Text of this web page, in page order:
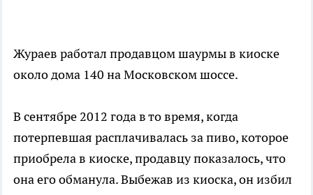
Жураев работал продавцом шаурмы в киоске
около дома 140 на Московском шоссе.
В сентябре 2012 года в то время, когда
потерпевшая расплачивалась за пиво, которое
приобрела в киоске, продавцу показалось, что
она его обманула. Выбежав из киоска, он избил